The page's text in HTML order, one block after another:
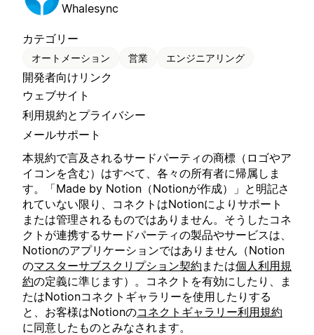
Whalesync
カテゴリー
オートメーション 営業 エンジニアリング
開発者向けリンク
ウェブサイト
利用規約とプライバシー
メールサポート
本規約で言及されるサードパーティの商標（ロゴやア
イコンを含む）はすべて、各々の所有者に帰属しま
す。「Made by Notion（Notionが作成）」と明記さ
れていない限り、コネクトはNotionによりサポート
または管理されるものではありません。そうしたコネ
クトが連携するサードパーティの製品やサービスは、
Notionのアプリケーションではありません（Notion
のマスターサブスクリプション契約 または個人利用規
約の定義に準じます）。コネクトを有効にしたり、ま
たはNotionコネクトギャラリーを使用したりする
と、お客様はNotionのコネクトギャラリー利用規約
に同意したものとみなされます。